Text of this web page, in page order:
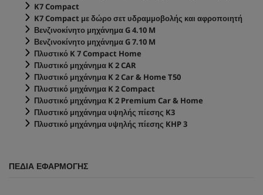
K7 Compact
K7 Compact με δώρο σετ υδραμμοβολής και αφροποιητή
Βενζινοκίνητο μηχάνημα G 4.10 M
Βενζινοκίνητο μηχάνημα G 7.10 M
Πλυστικό K 7 Compact Home
Πλυστικό μηχάνημα K 2 CAR
Πλυστικό μηχάνημα K 2 Car & Home T50
Πλυστικό μηχάνημα K 2 Compact
Πλυστικό μηχάνημα K 2 Premium Car & Home
Πλυστικό μηχάνημα υψηλής πίεσης K3
Πλυστικό μηχάνημα υψηλής πίεσης KHP 3
ΠΕΔΊΑ ΕΦΑΡΜΟΓΉΣ